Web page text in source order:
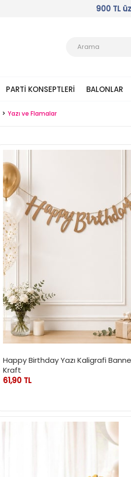
900 TL
PARTI KONSEPTLERI BALONLAR
Yazı ve Flamalar
Happy Birthday Yazı Kaligrafi
Kraft
61,90 TL